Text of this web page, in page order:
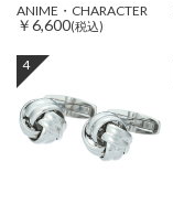
ANIME・CHARACTER
￥6,600(税込)
4